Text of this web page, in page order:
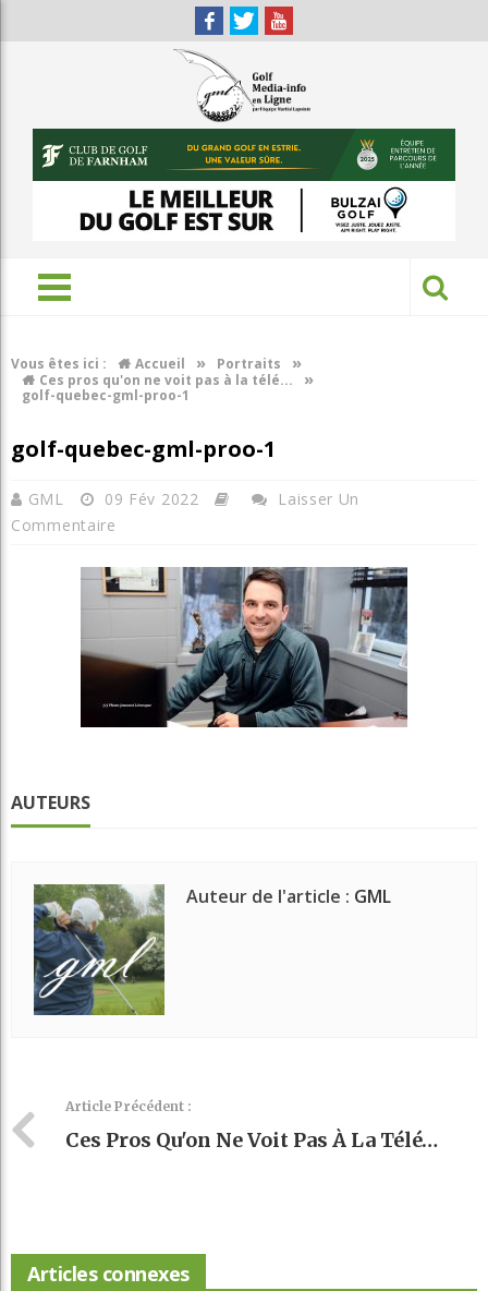
Vous êtes ici : Accueil » Portraits »
Ces pros qu'on ne voit pas à la télé... »
golf-quebec-gml-proo-1
golf-quebec-gml-proo-1
GML 09 Fév 2022
Laisser Un
Commentaire
AUTEURS
Auteur de l'article : GML
Article Précédent :
Ces Pros Qu'on Ne Voit Pas À La Télé…
Articles connexes